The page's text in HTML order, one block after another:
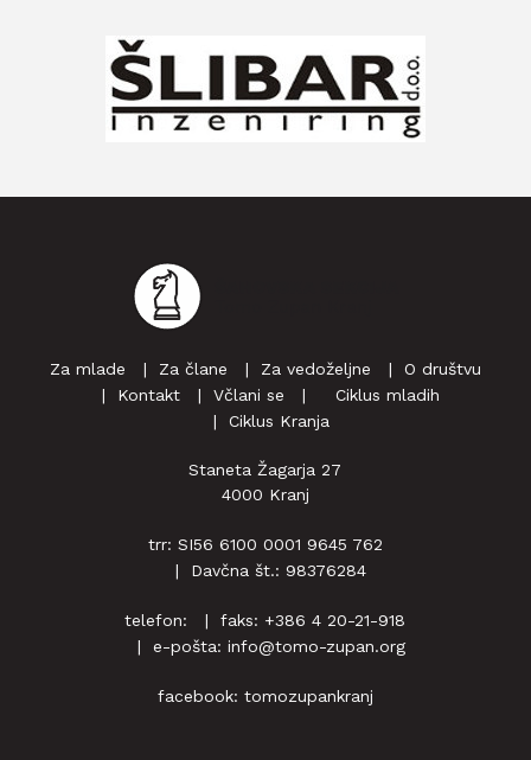
Za mlade Za člane Za vedoželjne
O društvu
Kontakt
Včlani se
‎ ‎‎ ‎ Ciklus mladih
Ciklus Kranja
Staneta Žagarja 27
4000 Kranj
trr: SI56 6100 0001 9645 762
Davčna št.: 98376284
telefon:
faks: +386 4 20-21-918
e-pošta: info@tomo-zupan.org
facebook: tomozupankranj